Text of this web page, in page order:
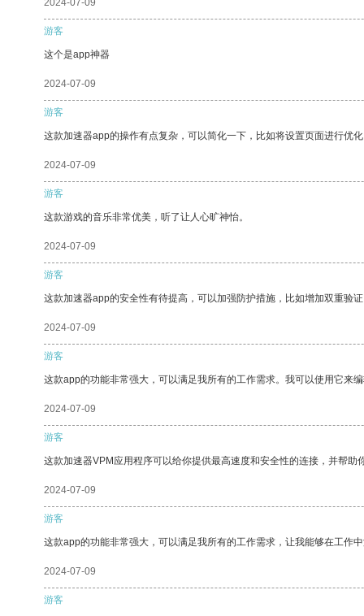
2024-07-09
游客
这个是app神器
2024-07-09
游客
这款加速器app的操作有点复杂，可以简化一下，比如将设置页面进行优
2024-07-09
游客
这款游戏的音乐非常优美，听了让人心旷神怡。
2024-07-09
游客
这款加速器app的安全性有待提高，可以加强防护措施，比如增加双重验
2024-07-09
游客
这款app的功能非常强大，可以满足我所有的工作需求。我可以使用它来
2024-07-09
游客
这款加速器VPM应用程序可以给你提供最高速度和安全性的连接，并帮助
2024-07-09
游客
这款app的功能非常强大，可以满足我所有的工作需求，让我能够在工作
2024-07-09
游客